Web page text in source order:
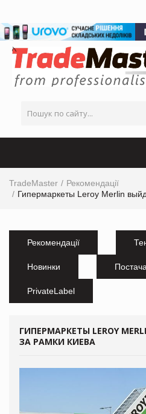
TradeMaster
Рекомендації
Гипермаркеты Leroy Merlin
Рекомендації
Новинки
PrivateLabel
ГИПЕРМАРКЕТЫ LEROY
ЗА РАМКИ КИЕВА